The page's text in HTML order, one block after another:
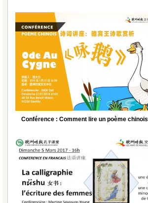
Conférence : Comment lire un poème chinois